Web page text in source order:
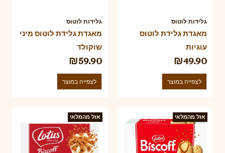
גלידות לוטוס
מאגדת גלידת לוטוס מיני
שוקולד
₪59.90
לצפייה במוצר
גלידות לוטוס
מאגדת גלידת לוטוס
עוגיות
₪49.90
לצפייה במוצר
אזל מהמלאי אזל מהמלאי